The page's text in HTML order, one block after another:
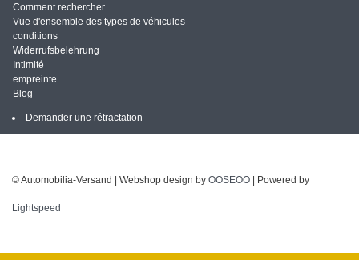
Comment rechercher
Vue d'ensemble des types de véhicules
conditions
Widerrufsbelehrung
Intimité
empreinte
Blog
Demander une rétractation
© Automobilia-Versand | Webshop design by OOSEOO | Powered by
Lightspeed